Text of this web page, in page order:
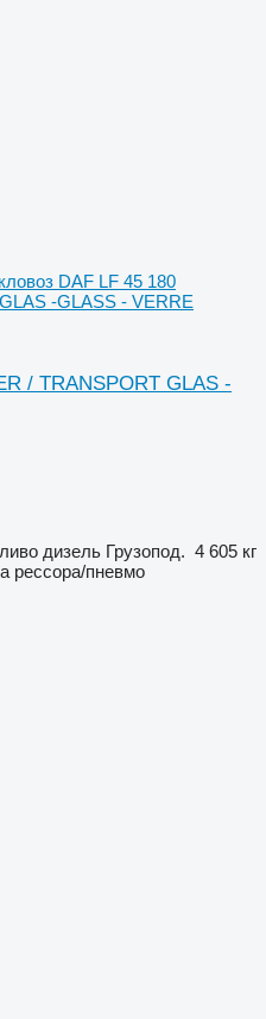
DAF LF 45 180
-GLASS - VERRE
/ TRANSPORT GLAS -
дизель Грузопод. 4 605 кг
рессора/пневмо